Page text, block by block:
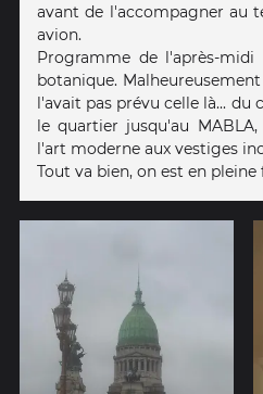
avant de l'accompagner au
avion.
Programme de l'après-
botanique.
l'avait pas prévu celle là... du
le quartier jusqu'au
l'art moderne aux vestiges
Tout va bien, on est en pleine